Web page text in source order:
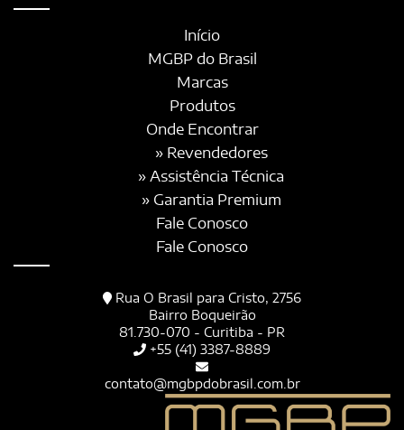
Início
MGBP do Brasil
Marcas
Produtos
Onde Encontrar
» Revendedores
» Assistência Técnica
» Garantia Premium
Fale Conosco
Fale Conosco
Rua O Brasil para Cristo, 2756
Bairro Boqueirão
81.730-070 - Curitiba - PR
+55 (41) 3387-8889
contato@mgbpdobrasil.com.br